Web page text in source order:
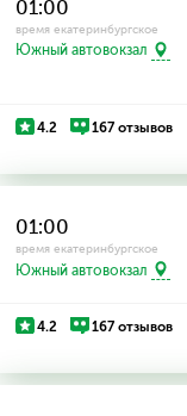
01:00
время екатеринбургское
Южный автовокзал
4.2 167 отзывов
01:00
время екатеринбургское
Южный автовокзал
4.2 167 отзывов